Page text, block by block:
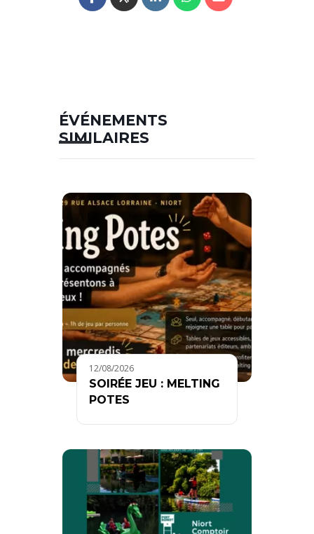
ÉVÉNEMENTS
SIMILAIRES
12/08/2026
SOIRÉE JEU : MELTING
POTES